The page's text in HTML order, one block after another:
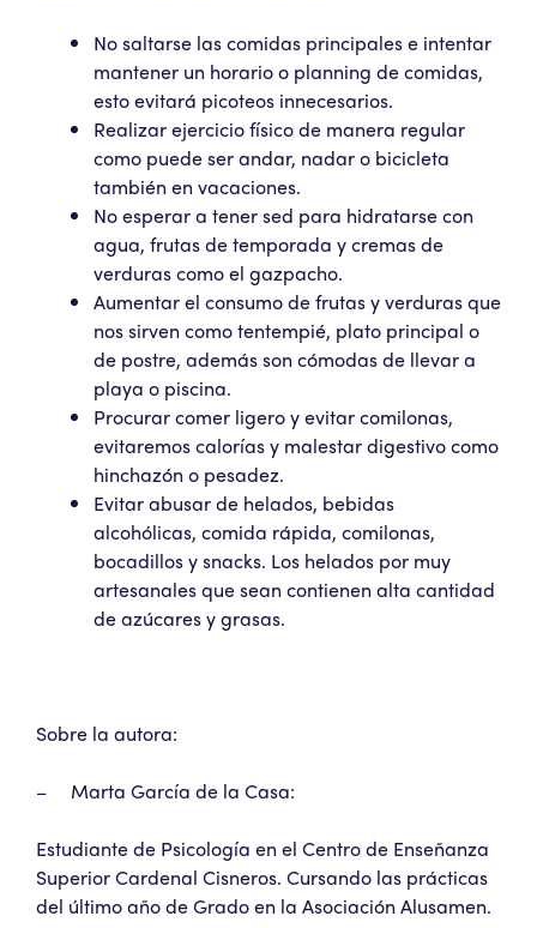
No saltarse las comidas principales e intentar
mantener un horario o planning de comidas,
esto evitará picoteos innecesarios.
Realizar ejercicio físico de manera regular
como puede ser andar, nadar o bicicleta
también en vacaciones.
No esperar a tener sed para hidratarse con
agua, frutas de temporada y cremas de
verduras como el gazpacho.
Aumentar el consumo de frutas y verduras que
nos sirven como tentempié, plato principal o
de postre, además son cómodas de llevar a
playa o piscina.
Procurar comer ligero y evitar comilonas,
evitaremos calorías y malestar digestivo como
hinchazón o pesadez.
Evitar abusar de helados, bebidas
alcohólicas, comida rápida, comilonas,
bocadillos y snacks. Los helados por muy
artesanales que sean contienen alta cantidad
de azúcares y grasas.
Sobre la autora:
– Marta García de la Casa:
Estudiante de Psicología en el Centro de Enseñanza
Superior Cardenal Cisneros. Cursando las prácticas
del último año de Grado en la Asociación Alusamen.